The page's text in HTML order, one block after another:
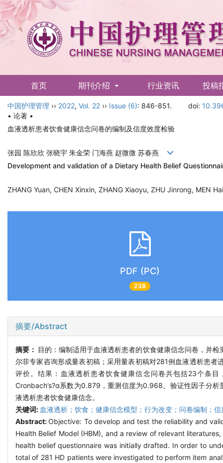
首页 期刊介绍 行业资讯 投稿
English
中国护理管理 ›› 2022, Vol. 22 ›› Issue (6): 846-851. doi:
• 论著 •
血液透析患者饮食健康信念问卷的编制及信度效度检验
张园 陈欣欣 张晓宇 朱金荣 门海燕 赵微微 苏春燕
Development and validation of a Dietary Health Belief
ZHANG Yuan, CHEN Xinxin, ZHANG Xiaoyu, ZHU Jinrong, MEN
PDF (PC)
238
摘要/Abstract
摘要： 目的：编制适用于血液透析患者的饮食健康信念问卷，并
尔菲专家咨询形成量表初稿；采用量表初稿对281例血液透析患
评价。结果：血液透析患者饮食健康信念问卷共包括23个条
Cronbach’s?α系数为0.879，重测信度为0.968。验证性因子分
液透析患者饮食健康信念。
关键词: 血液透析；饮食；健康信念模型；行为改变；问卷编制；
Abstract:Objective: To develop and test the reliability and
Health Belief Model (HBM), and a review of relevant
health belief questionnaire was initially drafted. In order to
total of 281 HD patients were investigated to perform item